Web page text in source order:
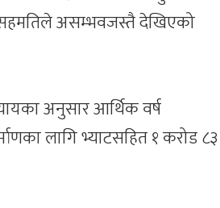
असम्भवजस्तै देखिएको
अनुसार आर्थिक वर्ष
लागि भ्याटसहित १ करोड ८३